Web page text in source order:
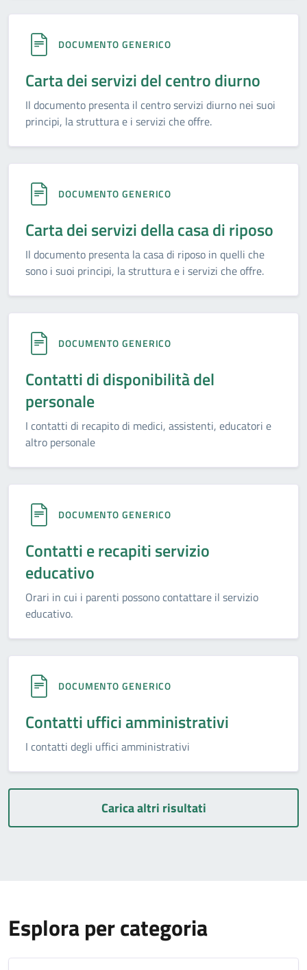
DOCUMENTO GENERICO
Carta dei servizi del centro diurno
Il documento presenta il centro servizi diurno nei suoi
principi, la struttura e i servizi che offre.
DOCUMENTO GENERICO
Carta dei servizi della casa di riposo
Il documento presenta la casa di riposo in quelli che
sono i suoi principi, la struttura e i servizi che offre.
DOCUMENTO GENERICO
Contatti di disponibilità del
personale
I contatti di recapito di medici, assistenti, educatori e
altro personale
DOCUMENTO GENERICO
Contatti e recapiti servizio
educativo
Orari in cui i parenti possono contattare il servizio
educativo.
DOCUMENTO GENERICO
Contatti uffici amministrativi
I contatti degli uffici amministrativi
Carica altri risultati
Esplora per categoria